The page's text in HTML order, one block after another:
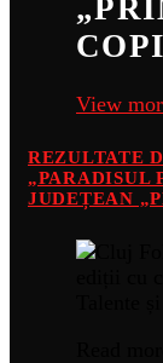
View
REZULTATE
„PARADISUL
JUDEȚEAN